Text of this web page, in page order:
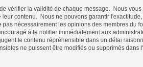
vérifier la validité de chaque message. Nous
contenu. Nous ne pouvons garantir
nécessairement les opinions des membres du
à le notifier immédiatement aux
le contenu répréhensible dans un délai
ne puissent être modifiés ou supprimés dans